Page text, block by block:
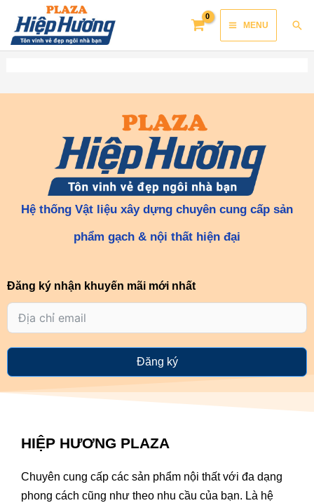
content
Main
Menu
MENU
Hệ thống Vật liệu xây dựng chuyên cung cấp sản
phẩm gạch & nội thất hiện đại
Đăng ký nhận khuyến mãi mới nhất
Đăng ký
HIỆP HƯƠNG PLAZA
Chuyên cung cấp các sản phẩm nội thất với đa dạng
phong cách cũng như theo nhu cầu của bạn. Là hệ